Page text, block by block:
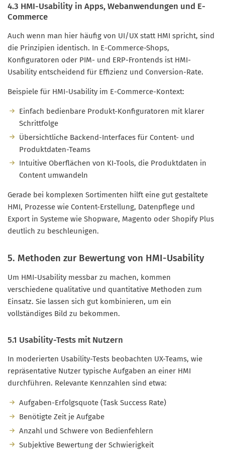
4.3 HMI-Usability in Apps, Webanwendungen und E-
Commerce
Auch wenn man hier häufig von UI/UX statt HMI spricht, sind
die Prinzipien identisch. In E-Commerce-Shops,
Konfiguratoren oder PIM- und ERP-Frontends ist HMI-
Usability entscheidend für Effizienz und Conversion-Rate.
Beispiele für HMI-Usability im E-Commerce-Kontext:
Einfach bedienbare Produkt-Konfiguratoren mit klarer
Schrittfolge
Übersichtliche Backend-Interfaces für Content- und
Produktdaten-Teams
Intuitive Oberflächen von KI-Tools, die Produktdaten in
Content umwandeln
Gerade bei komplexen Sortimenten hilft eine gut gestaltete
HMI, Prozesse wie Content-Erstellung, Datenpflege und
Export in Systeme wie Shopware, Magento oder Shopify Plus
deutlich zu beschleunigen.
5. Methoden zur Bewertung von HMI-Usability
Um HMI-Usability messbar zu machen, kommen
verschiedene qualitative und quantitative Methoden zum
Einsatz. Sie lassen sich gut kombinieren, um ein
vollständiges Bild zu bekommen.
5.1 Usability-Tests mit Nutzern
In moderierten Usability-Tests beobachten UX-Teams, wie
repräsentative Nutzer typische Aufgaben an einer HMI
durchführen. Relevante Kennzahlen sind etwa:
Aufgaben-Erfolgsquote (Task Success Rate)
Benötigte Zeit je Aufgabe
Anzahl und Schwere von Bedienfehlern
Subjektive Bewertung der Schwierigkeit